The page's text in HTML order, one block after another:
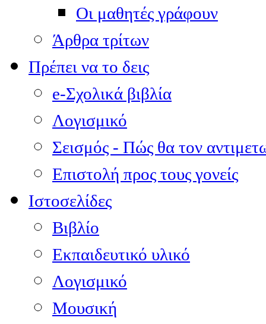
Οι μαθητές γράφουν
Άρθρα τρίτων
Πρέπει να το δεις
e-Σχολικά βιβλία
Λογισμικό
Σεισμός - Πώς θα τον
Επιστολή προς τους γονείς
Ιστοσελίδες
Βιβλίο
Εκπαιδευτικό υλικό
Λογισμικό
Μουσική